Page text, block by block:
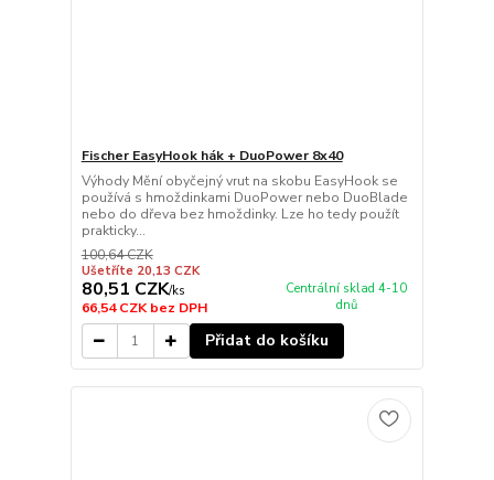
Fischer EasyHook hák + DuoPower 8x40
Výhody Mění obyčejný vrut na skobu EasyHook se
používá s hmoždinkami DuoPower nebo DuoBlade
nebo do dřeva bez hmoždinky. Lze ho tedy použít
prakticky...
100,64 CZK
Ušetříte 20,13 CZK
80,51 CZK/ks
66,54 CZKbez DPH
Centrální sklad 4-10
dnů
Přidat do košíku